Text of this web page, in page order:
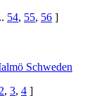
54, 55, 56 ]
Schweden
2, 3, 4 ]